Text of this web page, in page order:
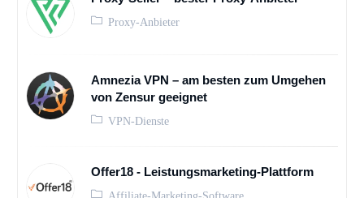
Proxy-Anbieter
Amnezia VPN – am besten zum Umgehen
von Zensur geeignet
VPN-Dienste
Offer18 - Leistungsmarketing-Plattform
Affiliate-Marketing-Software